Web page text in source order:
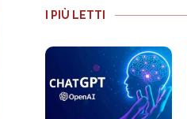
I PIÙ LETTI